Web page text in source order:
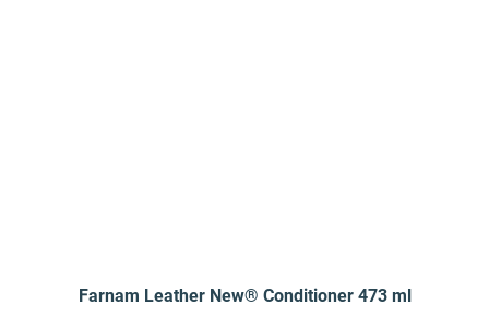
Farnam Leather New® Conditioner 473 ml